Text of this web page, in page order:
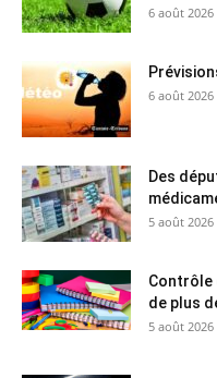
6 août 2026
6 août 2026
Des
5 août 2026
Contrôle
de plus
5 août 2026